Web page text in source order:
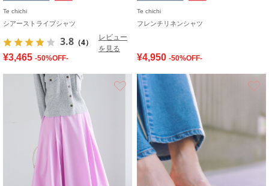
Te chichi
シアーストライプシャツ
3.8 （4）
レビュー
を見る
¥3,465 -50%OFF-
Te chichi
フレンチリネンシャツ
¥4,950 -50%OFF-
お気に入り